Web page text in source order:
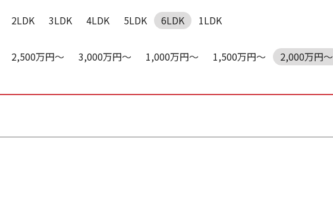
2LDK 3LDK 4LDK 5LDK 6LDK 1LDK
2,500万円～ 3,000万円～ 1,000万円～ 1,500万円～ 2,000万円～